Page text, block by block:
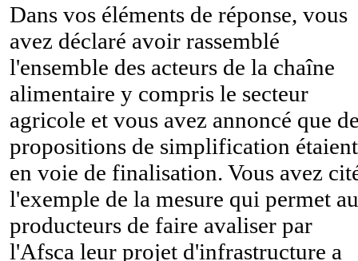
Dans vos éléments de réponse, vous
avez déclaré avoir rassemblé
l'ensemble des acteurs de la chaîne
alimentaire y compris le secteur
agricole et vous avez annoncé que
propositions de simplification étaient
en voie de finalisation. Vous avez
l'exemple de la mesure qui permet
producteurs de faire avaliser par
l'Afsca leur projet d'infrastructure a